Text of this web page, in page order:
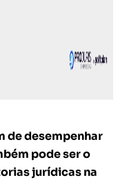
de desempenhar
pode ser o
jurídicas na